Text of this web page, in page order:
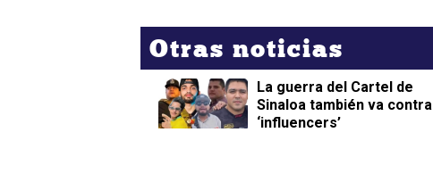
Otras noticias
La guerra del Cartel de
Sinaloa también va contra
‘influencers’